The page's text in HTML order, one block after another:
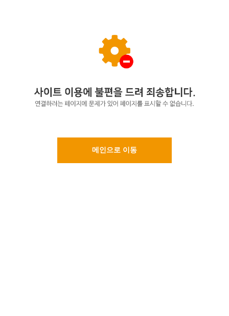
메인으로 이동